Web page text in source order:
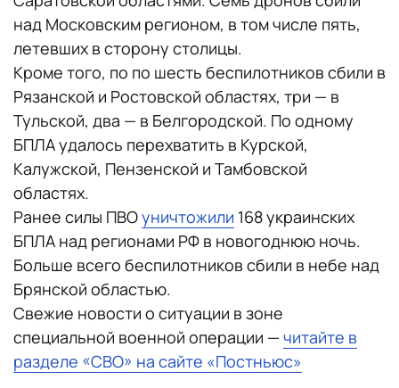
над Московским регионом, в том числе пять,
летевших в сторону столицы.
Кроме того, по по шесть беспилотников сбили в
Рязанской и Ростовской областях, три — в
Тульской, два — в Белгородской. По одному
БПЛА удалось перехватить в Курской,
Калужской, Пензенской и Тамбовской
областях.
Ранее силы ПВОуничтожили 168 украинских
БПЛА над регионами РФ в новогоднюю ночь.
Больше всего беспилотников сбили в небе над
Брянской областью.
Свежие новости о ситуации в зоне
специальной военной операции — читайте в
разделе «СВО» на сайте «Постньюс»